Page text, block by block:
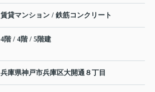
賃貸マンション / 鉄筋コンクリート
4階 / 4階 / 5階建
兵庫県神戸市兵庫区大開通 ８丁目